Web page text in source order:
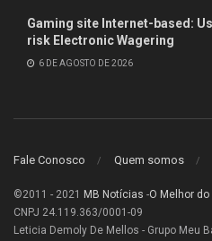
Gaming site Internet-based:
risk Electronic Wagering
6 DE AGOSTO DE 2026
Fale Conosco Quem somos
©2011 - 2021 MB Notícias -O Melhor
CNPJ 24.119.363/0001-09
Leticia Demoly De Mellos - Grupo Meu